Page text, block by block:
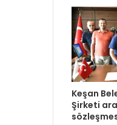
Keşan
Şirketi